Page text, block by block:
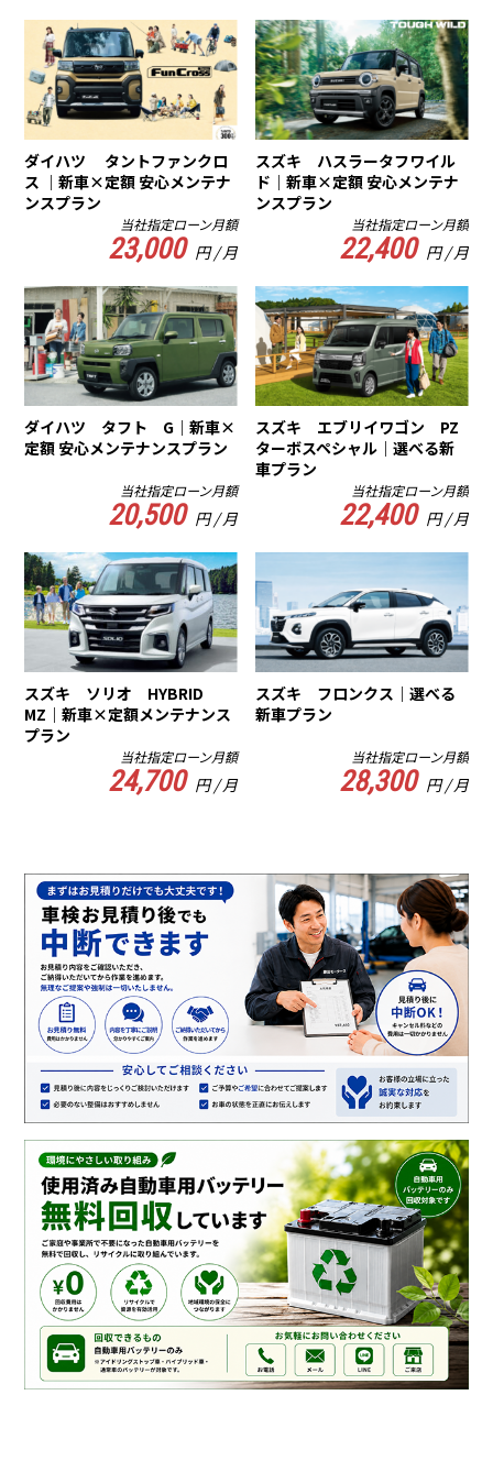
ダイハツ タントファンクロ
ス ｜新車×定額 安心メンテナ
ンスプラン
当社指定ローン月額
23,000 円 / 月
スズキ ハスラータフワイル
ド｜新車×定額 安心メンテナ
ンスプラン
当社指定ローン月額
22,400 円 / 月
ダイハツ タフト G｜新車×
定額 安心メンテナンスプラン
当社指定ローン月額
20,500 円 / 月
スズキ エブリイワゴン PZ
ターボスペシャル｜選べる新
車プラン
当社指定ローン月額
22,400 円 / 月
スズキ ソリオ HYBRID
MZ｜新車×定額メンテナンス
プラン
当社指定ローン月額
24,700 円 / 月
スズキ フロンクス｜選べる
新車プラン
当社指定ローン月額
28,300 円 / 月